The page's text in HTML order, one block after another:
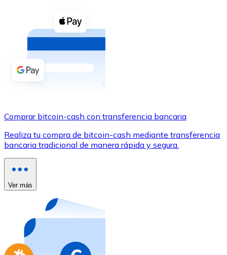
Comprar con efectivo
Transferencia SEPA
Añade fondos a tu cuenta Bitnovo o realiza compras
Utiliza tarjetas Visa y Mastercard para comprar
Comprar con tarjeta
Tienda - Tarjetas regalo
Compra tarjetas regalo de tus marcas favoritas con
Ir a la tienda de tarjetas regalo
Comprar bitcoin-cash con transferencia bancaria
Realiza tu compra de bitcoin-cash mediante transferencia
bancaria tradicional de manera rápida y segura.
Ver más